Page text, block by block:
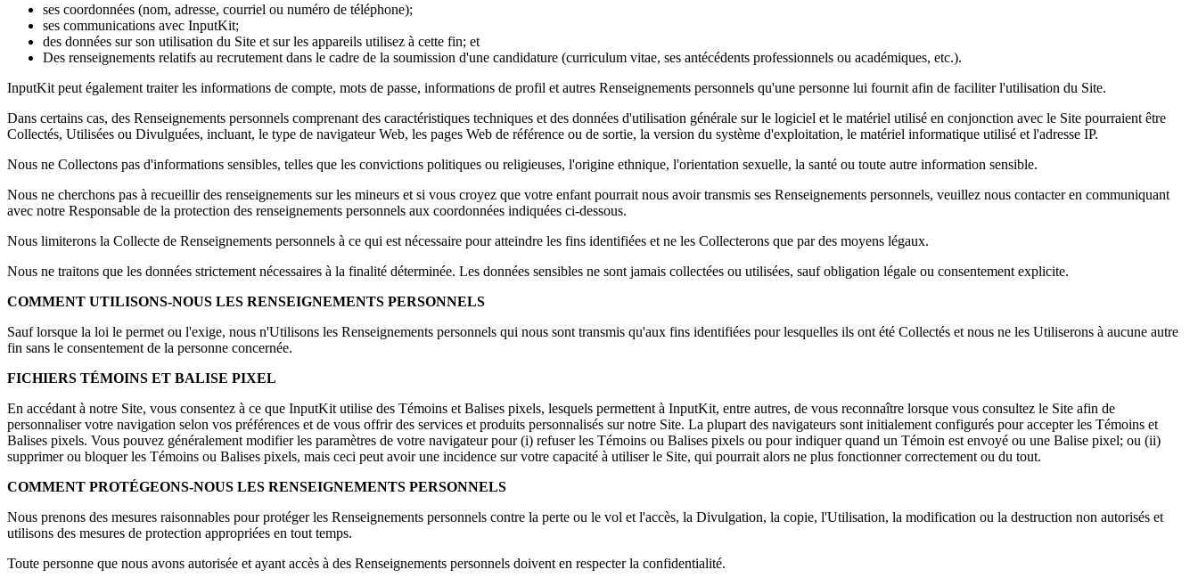
ses coordonnées (nom, adresse, courriel ou numéro de téléphone);
ses communications avec InputKit;
des données sur son utilisation du Site et sur les appareils utilisez à cette fin; et
Des renseignements relatifs au recrutement dans le cadre de la soumission d'une candidature (curriculum vitae, ses antécédents professionnels ou académiques, etc.).
InputKit peut également traiter les informations de compte, mots de passe, informations de profil et autres Renseignements personnels qu'une personne lui fournit afin de faciliter l'utilisation du Site.
Dans certains cas, des Renseignements personnels comprenant des caractéristiques techniques et des données d'utilisation générale sur le logiciel et le matériel utilisé en conjonction avec le Site pourraient être
Collectés, Utilisées ou Divulguées, incluant, le type de navigateur Web, les pages Web de référence ou de sortie, la version du système d'exploitation, le matériel informatique utilisé et l'adresse IP.
Nous ne Collectons pas d'informations sensibles, telles que les convictions politiques ou religieuses, l'origine ethnique, l'orientation sexuelle, la santé ou toute autre information sensible.
Nous ne cherchons pas à recueillir des renseignements sur les mineurs et si vous croyez que votre enfant pourrait nous avoir transmis ses Renseignements personnels, veuillez nous contacter en communiquant
avec notre Responsable de la protection des renseignements personnels aux coordonnées indiquées ci-dessous.
Nous limiterons la Collecte de Renseignements personnels à ce qui est nécessaire pour atteindre les fins identifiées et ne les Collecterons que par des moyens légaux.
Nous ne traitons que les données strictement nécessaires à la finalité déterminée. Les données sensibles ne sont jamais collectées ou utilisées, sauf obligation légale ou consentement explicite.
COMMENT UTILISONS-NOUS LES RENSEIGNEMENTS PERSONNELS
Sauf lorsque la loi le permet ou l'exige, nous n'Utilisons les Renseignements personnels qui nous sont transmis qu'aux fins identifiées pour lesquelles ils ont été Collectés et nous ne les Utiliserons à aucune autre
fin sans le consentement de la personne concernée.
FICHIERS TÉMOINS ET BALISE PIXEL
En accédant à notre Site, vous consentez à ce que InputKit utilise des Témoins et Balises pixels, lesquels permettent à InputKit, entre autres, de vous reconnaître lorsque vous consultez le Site afin de
personnaliser votre navigation selon vos préférences et de vous offrir des services et produits personnalisés sur notre Site. La plupart des navigateurs sont initialement configurés pour accepter les Témoins et
Balises pixels. Vous pouvez généralement modifier les paramètres de votre navigateur pour (i) refuser les Témoins ou Balises pixels ou pour indiquer quand un Témoin est envoyé ou une Balise pixel; ou (ii)
supprimer ou bloquer les Témoins ou Balises pixels, mais ceci peut avoir une incidence sur votre capacité à utiliser le Site, qui pourrait alors ne plus fonctionner correctement ou du tout.
COMMENT PROTÉGEONS-NOUS LES RENSEIGNEMENTS PERSONNELS
Nous prenons des mesures raisonnables pour protéger les Renseignements personnels contre la perte ou le vol et l'accès, la Divulgation, la copie, l'Utilisation, la modification ou la destruction non autorisés et
utilisons des mesures de protection appropriées en tout temps.
Toute personne que nous avons autorisée et ayant accès à des Renseignements personnels doivent en respecter la confidentialité.